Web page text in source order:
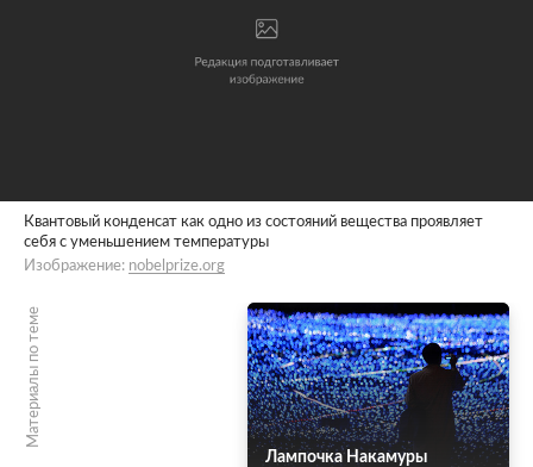
Квантовый конденсат как одно из состояний вещества проявляет
себя с уменьшением температуры
Изображение: nobelprize.org
Материалы по теме
Лампочка Накамуры